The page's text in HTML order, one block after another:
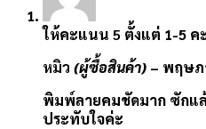
ให้คะแนน 5 ตั้งแต่ 1-5
หมิว (ผู้ซื้อสินค้า) – พฤษภ
พิมพ์ลายคมชัดมาก ซักแล้
ประทับใจค่ะ